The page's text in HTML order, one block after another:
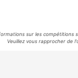
sur les compétitions
Veuillez vous rapprocher de